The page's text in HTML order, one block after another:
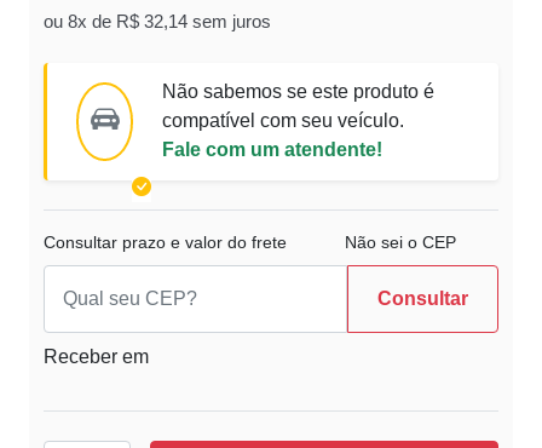
ou 8x de R$ 32,14 sem juros
Não sabemos se este produto é
compatível com seu veículo.
Fale com um atendente!
Consultar prazo e valor do frete Não sei o CEP
Consultar
Receber em